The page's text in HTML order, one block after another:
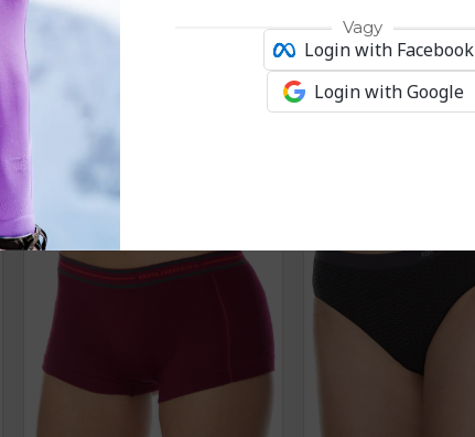
KAPCSOLÓDÓ TERMÉKEK
Vagy
Login with Facebook
Login with Google